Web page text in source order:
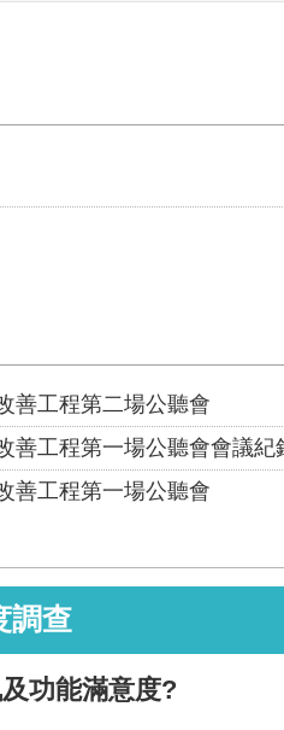
善工程第二場公聽會
善工程第一場公聽會會議紀
善工程第一場公聽會
調查
功能滿意度?